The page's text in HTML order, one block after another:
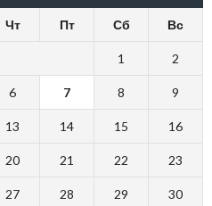
Чт Пт Сб Вс
1 2
6 7 8 9
13 14 15 16
20 21 22 23
27 28 29 30